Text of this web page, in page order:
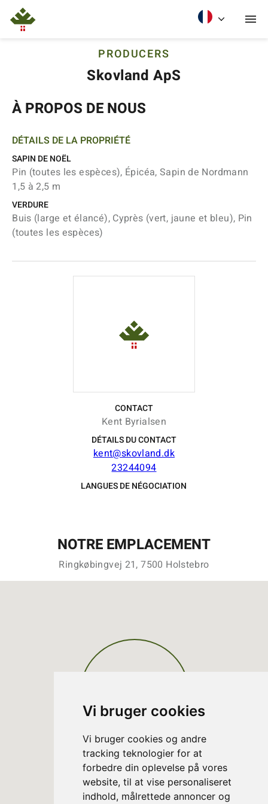
Vi bruger cookies
Vi bruger cookies og andre
tracking teknologier for at
forbedre din oplevelse på vores
website, til at vise personaliseret
indhold, målrettede annoncer og
PRODUCERS
Skovland ApS
À PROPOS DE NOUS
DÉTAILS DE LA PROPRIÉTÉ
SAPIN DE NOËL
Pin (toutes les espèces), Épicéa, Sapin de Nordmann
1,5 à 2,5 m
VERDURE
Buis (large et élancé), Cyprès (vert, jaune et bleu), Pin
(toutes les espèces)
CONTACT
Kent Byrialsen
DÉTAILS DU CONTACT
kent@skovland.dk
23244094
LANGUES DE NÉGOCIATION
NOTRE EMPLACEMENT
Ringkøbingvej 21, 7500 Holstebro